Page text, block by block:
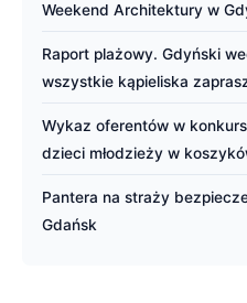
Weekend Architektury w
Raport plażowy. Gdyński
wszystkie kąpieliska
Wykaz oferentów w
dzieci młodzieży w
Pantera na straży
Gdańsk